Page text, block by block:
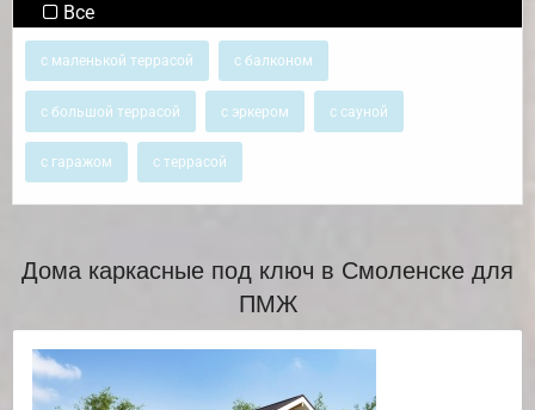
Все
с маленькой террасой с балконом
с большой террасой с эркером с сауной
с гаражом с террасой
Дома каркасные под ключ в Смоленске для
ПМЖ